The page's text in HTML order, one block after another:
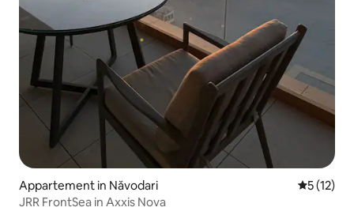
Appartement in Năvodari
5 (12)
JRR FrontSea in Axxis Nova